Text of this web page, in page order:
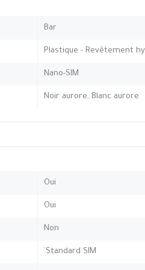
Bar
Plastique - Revêtement
Nano-SIM
Noir aurore, Blanc aurore
Oui
Oui
Non
`Standard SIM